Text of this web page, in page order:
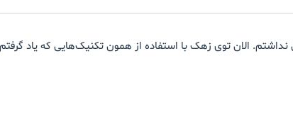
نداشتم. الان توی زهک با استفاده از همون تکنیک‌هایی که یاد